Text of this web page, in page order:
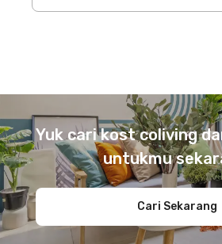
Yuk cari kost coliving
untukmu
Cari Sekarang